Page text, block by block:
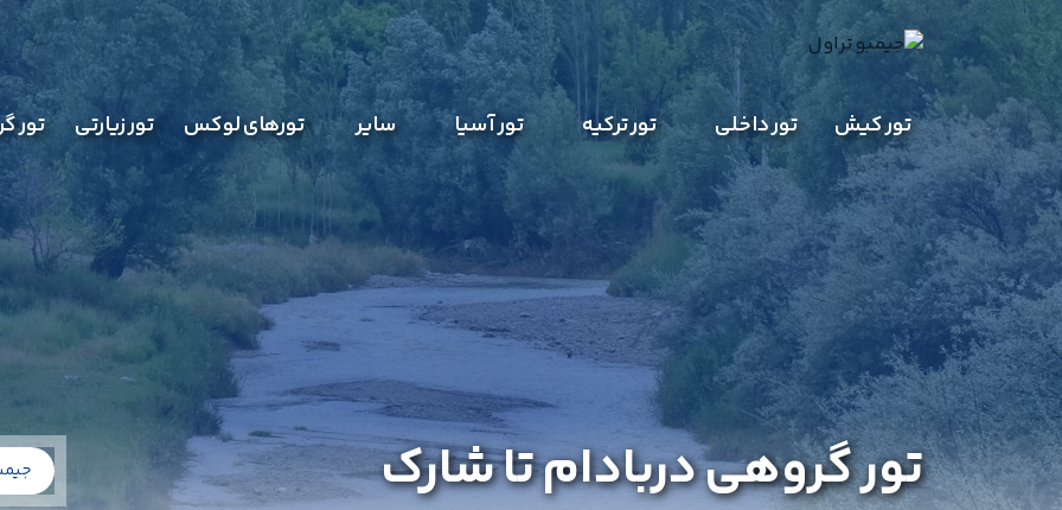
تور کیش تور داخلی تور ترکیه تور آسیا سایر تورهای لوکس تور زیارتی تور
تور گروهی دربادام تا شارک